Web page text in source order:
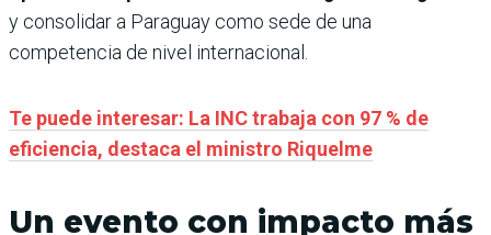
y consolidar a Paraguay como sede de una
competencia de nivel internacional.
Te puede interesar: La INC trabaja con 97 % de
eficiencia, destaca el ministro Riquelme
Un evento con impacto más